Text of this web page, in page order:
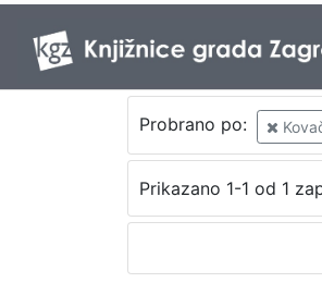
Probrano po:
Prikazano 1-1 od 1